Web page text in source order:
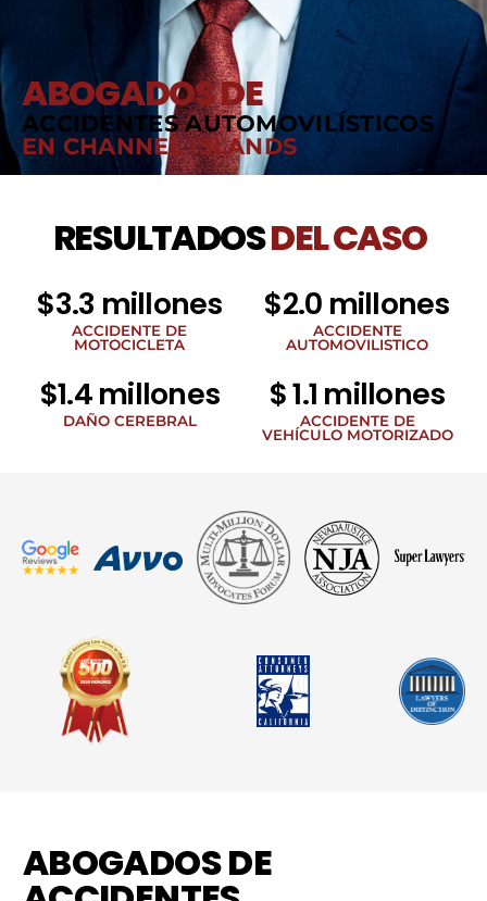
ABOGADOS DE
ACCIDENTES AUTOMOVILÍSTICOS
EN CHANNEL ISLANDS
RESULTADOSDEL CASO
$3.3 millones
ACCIDENTE DE
MOTOCICLETA
$2.0 millones
ACCIDENTE
AUTOMOVILISTICO
$1.4 millones
DAÑO CEREBRAL
$ 1.1 millones
ACCIDENTE DE
VEHÍCULO MOTORIZADO
ABOGADOS DE